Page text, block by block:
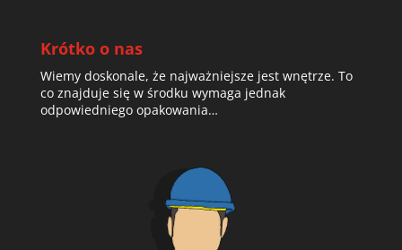
Krótko o nas
Wiemy doskonale, że najważniejsze jest wnętrze. To
co znajduje się w środku wymaga jednak
odpowiedniego opakowania…